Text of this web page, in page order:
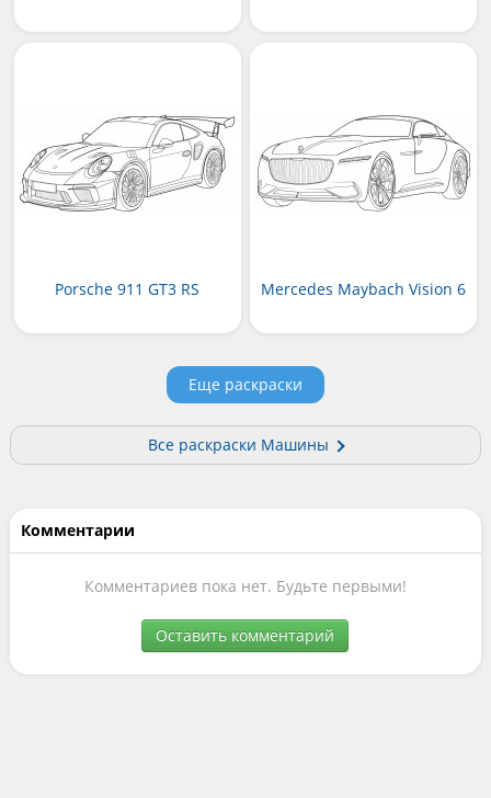
Porsche 911 GT3 RS Mercedes Maybach Vision 6
Еще раскраски
Все раскраски Машины
Комментарии
Комментариев пока нет. Будьте первыми!
Оставить комментарий